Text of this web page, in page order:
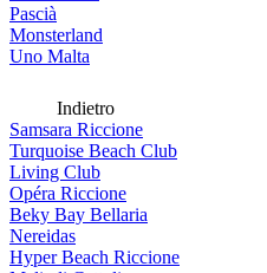
Pascià
Monsterland
Uno Malta
Indietro
Samsara Riccione
Turquoise Beach Club
Living Club
Opéra Riccione
Beky Bay Bellaria
Nereidas
Hyper Beach Riccione